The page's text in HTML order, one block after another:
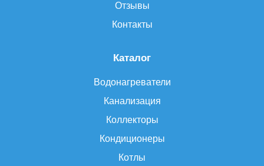
Каталог
Водонагреватели
Канализация
Коллекторы
Кондиционеры
Котлы
Отзывы
Контакты